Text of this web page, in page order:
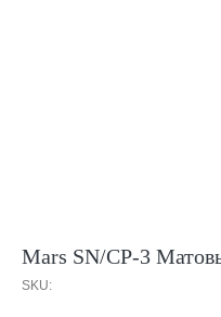
Mars SN/CP-3
SKU: